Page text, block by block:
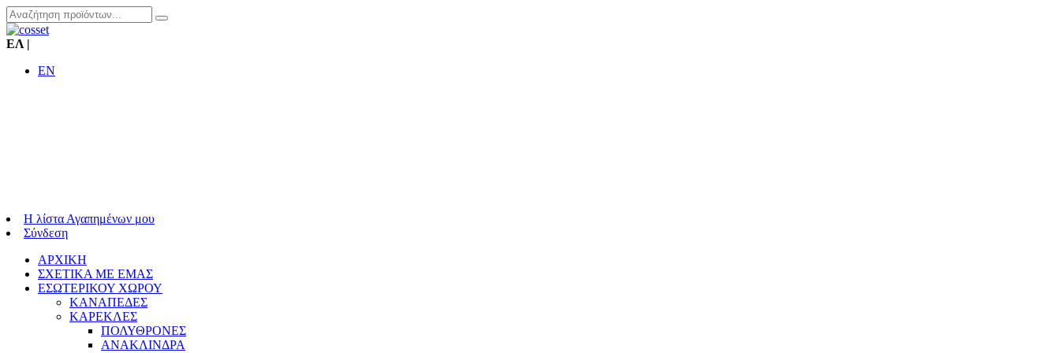
ΕΛ |
EN
Η λίστα Αγαπημένων μου
Σύνδεση
ΑΡΧΙΚΗ
ΣΧΕΤΙΚΑ ΜΕ ΕΜΑΣ
ΕΣΩΤΕΡΙΚΟΥ ΧΩΡΟΥ
ΚΑΝΑΠΕΔΕΣ
ΚΑΡΕΚΛΕΣ
ΠΟΛΥΘΡΟΝΕΣ
ΑΝΑΚΛΙΝΔΡΑ